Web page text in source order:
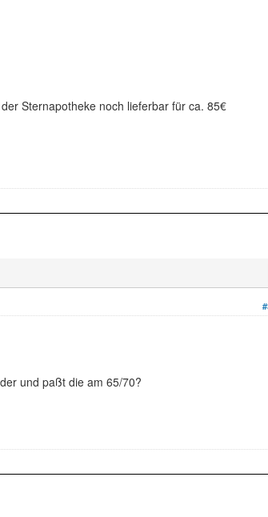
Sternapotheke noch lieferbar für ca. 85€
und paßt die am 65/70?